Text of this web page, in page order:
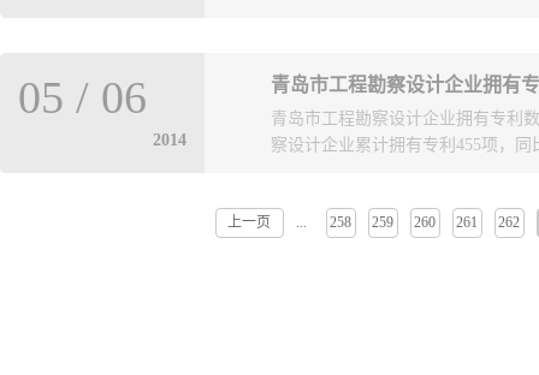
秀勘察设计奖二等奖。该水罐依据
度，采用了国际先进的结构应力分
详尽的应力分析报告，保证了计算
强度校核，为预制、安装的顺利进
青岛市工程勘察设计企业拥有
2014
05 / 06
青岛市工程勘察设计企业拥有专利
察设计企业累计拥有专利455项，
大幅提升，专利数量在全国计划单
上一页 ... 258 259 260 261 262